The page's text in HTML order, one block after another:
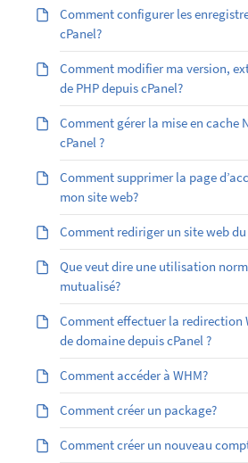
Comment configurer les
cPanel?
Comment modifier ma version,
de PHP depuis cPanel?
Comment gérer la mise en cache
cPanel ?
Comment supprimer la page
mon site web?
Comment rediriger un site web du
Que veut dire une utilisation
mutualisé?
Comment effectuer la redirection
de domaine depuis cPanel ?
Comment accéder à WHM?
Comment créer un package?
Comment créer un nouveau